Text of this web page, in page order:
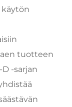
tuotteen
-sarjan